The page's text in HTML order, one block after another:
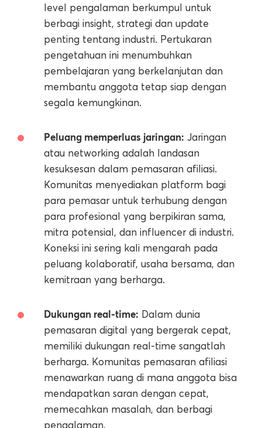
level pengalaman berkumpul untuk
berbagi insight, strategi dan update
penting tentang industri. Pertukaran
pengetahuan ini menumbuhkan
pembelajaran yang berkelanjutan dan
membantu anggota tetap siap dengan
segala kemungkinan.
Peluang memperluas jaringan: Jaringan
atau networking adalah landasan
kesuksesan dalam pemasaran afiliasi.
Komunitas menyediakan platform bagi
para pemasar untuk terhubung dengan
para profesional yang berpikiran sama,
mitra potensial, dan influencer di industri.
Koneksi ini sering kali mengarah pada
peluang kolaboratif, usaha bersama, dan
kemitraan yang berharga.
Dukungan real-time: Dalam dunia
pemasaran digital yang bergerak cepat,
memiliki dukungan real-time sangatlah
berharga. Komunitas pemasaran afiliasi
menawarkan ruang di mana anggota bisa
mendapatkan saran dengan cepat,
memecahkan masalah, dan berbagi
pengalaman.